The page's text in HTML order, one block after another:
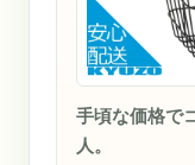
手頃な価格で
人。